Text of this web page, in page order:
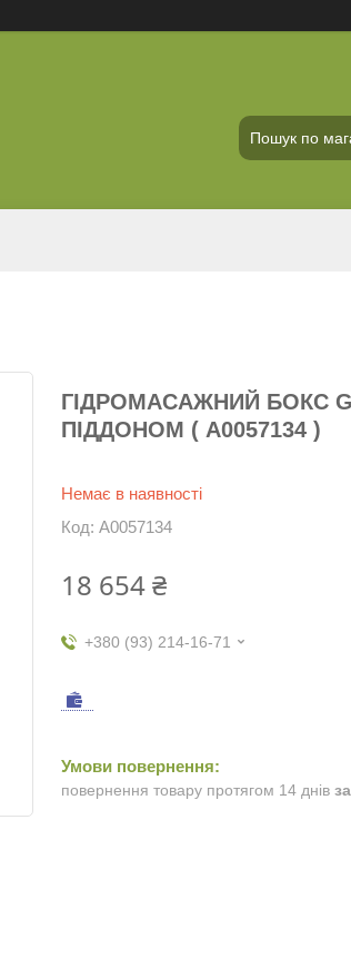
ГІДРОМАСАЖНИЙ БОКС
ПІДДОНОМ ( А0057134 )
Немає в наявності
Код: А0057134
18 654 ₴
+380 (93) 214-16-71
повернення товару протягом 14 днів